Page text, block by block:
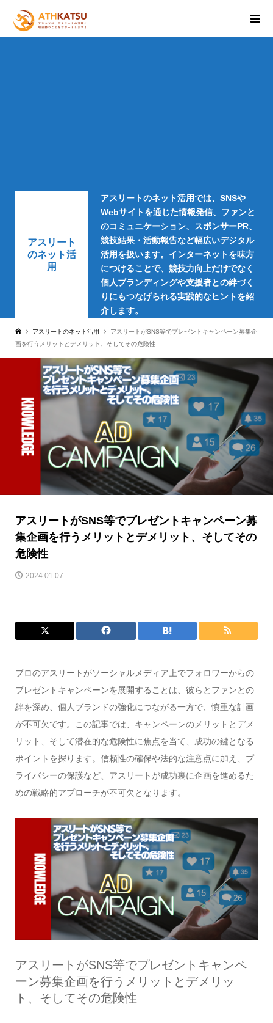
アスリート
のネット活
用
アスリートのネット活用では、SNSや
Webサイトを通じた情報発信、ファンと
のコミュニケーション、スポンサーPR、
競技結果・活動報告など幅広いデジタル
活用を扱います。インターネットを味方
につけることで、競技力向上だけでなく
個人ブランディングや支援者との絆づく
りにもつなげられる実践的なヒントを紹
介します。
アスリートのネット活用
アスリートがSNS等でプレゼントキャンペーン募集企
画を行うメリットとデメリット、そしてその危険性
アスリートがSNS等でプレゼントキャンペーン募
集企画を行うメリットとデメリット、そしてその
危険性
2024.01.07
プロのアスリートがソーシャルメディア上でフォロワーからの
プレゼントキャンペーンを展開することは、彼らとファンとの
絆を深め、個人ブランドの強化につながる一方で、慎重な計画
が不可欠です。この記事では、キャンペーンのメリットとデメ
リット、そして潜在的な危険性に焦点を当て、成功の鍵となる
ポイントを探ります。信頼性の確保や法的な注意点に加え、プ
ライバシーの保護など、アスリートが成功裏に企画を進めるた
めの戦略的アプローチが不可欠となります。
アスリートがSNS等でプレゼントキャンペ
ーン募集企画を行うメリットとデメリッ
ト、そしてその危険性